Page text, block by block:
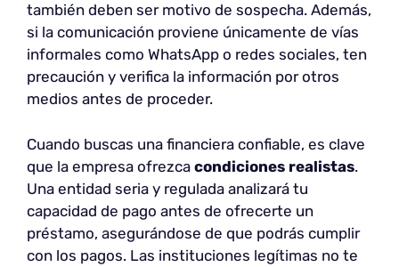
también deben ser motivo de sospecha. Además,
si la comunicación proviene únicamente de vías
informales como WhatsApp o redes sociales, ten
precaución y verifica la información por otros
medios antes de proceder.
Cuando buscas una financiera confiable, es clave
que la empresa ofrezca condiciones realistas.
Una entidad seria y regulada analizará tu
capacidad de pago antes de ofrecerte un
préstamo, asegurándose de que podrás cumplir
con los pagos. Las instituciones legítimas no te